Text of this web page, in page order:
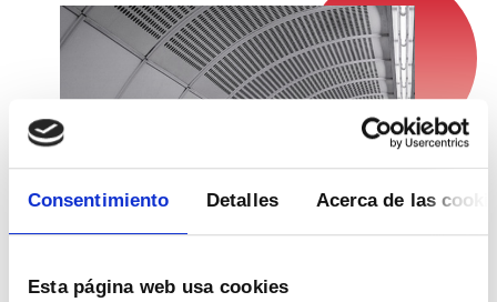
Consentimiento Detalles Acerca de las
Esta página web usa cookies